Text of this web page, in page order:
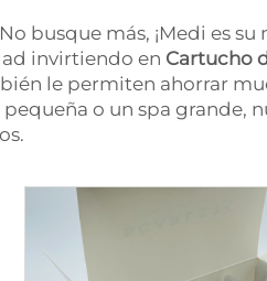
busque más, ¡Medi
invirtiendo en Cartucho
le permiten ahorrar
o un spa grande,